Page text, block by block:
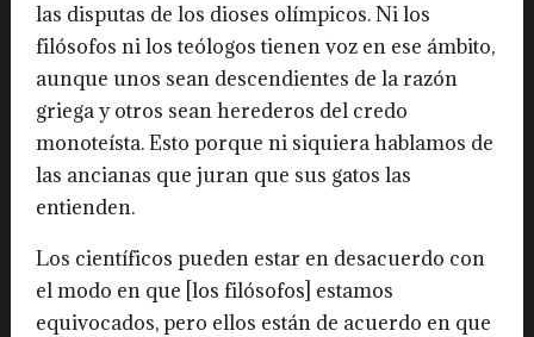
las disputas de los dioses olímpicos. Ni los
filósofos ni los teólogos tienen voz en ese ámbito,
aunque unos sean descendientes de la razón
griega y otros sean herederos del credo
monoteísta. Esto porque ni siquiera hablamos de
las ancianas que juran que sus gatos las
entienden.
Los científicos pueden estar en desacuerdo con
el modo en que [los filósofos] estamos
equivocados, pero ellos están de acuerdo en que